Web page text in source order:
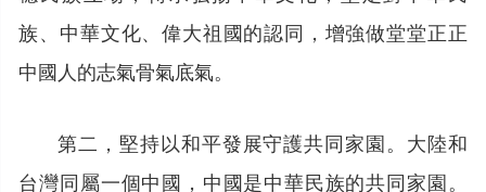
族、中華文化、偉大祖國的認同，增強做堂堂正正
中國人的志氣骨氣底氣。
第二，堅持以和平發展守護共同家園。大陸和
台灣同屬一個中國，中國是中華民族的共同家園。